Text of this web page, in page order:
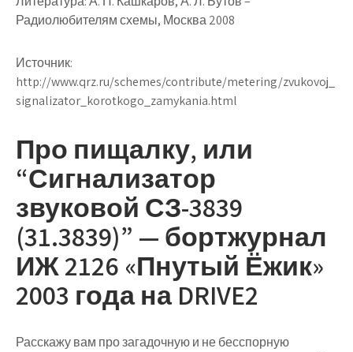
Радиолюбителям схемы, Москва 2008
Источник:
http://www.qrz.ru/schemes/contribute/metering/zvukovoj_
signalizator_korotkogo_zamykania.html
Про пищалку, или
“Сигнализатор
звуковой СЗ-3839
(31.3839)” — бортжурнал
ИЖ 2126 «Пнутый Ёжик»
2003 года на DRIVE2
Расскажу вам про загадочную и не бесспорную